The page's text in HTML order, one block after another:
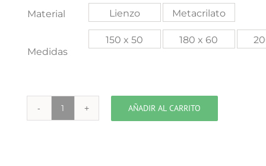
Material Lienzo Metacrilato
Medidas
150 x 50 180 x 60
NY
AÑADIR AL CARRITO